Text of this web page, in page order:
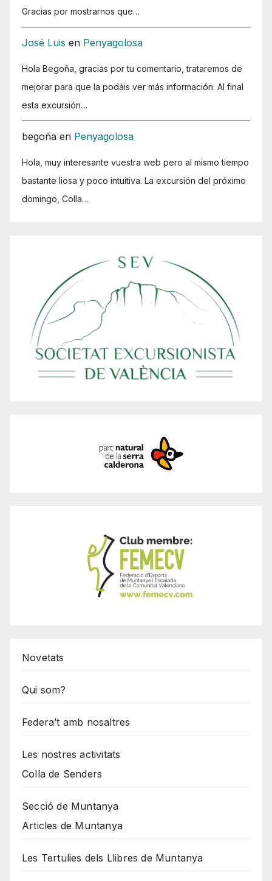
Gracias por mostrarnos que…
José Luis en Penyagolosa
Hola Begoña, gracias por tu comentario, trataremos de
mejorar para que la podáis ver más información. Al final
esta excursión…
begoña en Penyagolosa
Hola, muy interesante vuestra web pero al mismo tiempo
bastante liosa y poco intuitiva. La excursión del próximo
domingo, Colla…
Novetats
Qui som?
Federa’t amb nosaltres
Les nostres activitats
Colla de Senders
Secció de Muntanya
Articles de Muntanya
Les Tertulies dels Llibres de Muntanya